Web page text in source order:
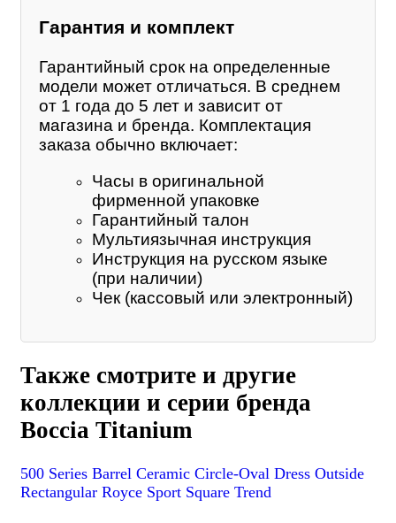
Гарантия и комплект
Гарантийный срок на определенные
модели может отличаться. В среднем
от 1 года до 5 лет и зависит от
магазина и бренда. Комплектация
заказа обычно включает:
Часы в оригинальной
фирменной упаковке
Гарантийный талон
Мультиязычная инструкция
Инструкция на русском языке
(при наличии)
Чек (кассовый или электронный)
Также смотрите и другие
коллекции и серии бренда
Boccia Titanium
500 Series Barrel Ceramic Circle-Oval Dress Outside
Rectangular Royce Sport Square Trend